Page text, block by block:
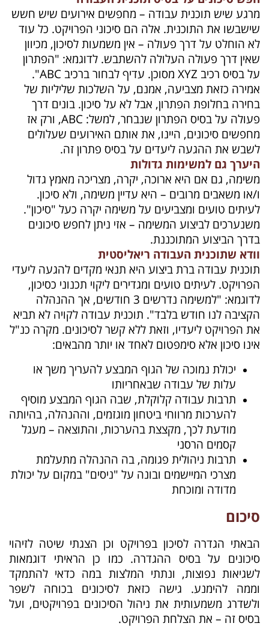
מרגע שיש תוכנית עבודה – מחפשים אירועים שיש חשש
שישבשו את התוכנית. אלה הם סיכוני הפרויקט. כל עוד
לא הוחלט על דרך פעולה – אין משמעות לסיכון, מכיוון
שאין דרך פעולה העלולה להשתבש. לדוגמא: "הפתרון
על בסיס רכיב XYZ מסוכן. עדיף לבחור ברכיב ABC
".
אמירה כזאת מצביעה, אמנם, על השלכות שליליות של
בחירה בחלופת הפתרון, אבל לא על סיכון. בונים דרך
פעולה על בסיס הפתרון שנבחר, למשל: ABC, ורק אז
מחפשים סיכונים, היינו, את אותם האירועים שעלולים
לשבש את ההגעה ליעדים על בסיס פתרון זה.
היערך גם למשימות גדולות
משימה, גם אם היא ארוכה, יקרה, מצריכה מאמץ גדול
ו/או משאבים מרובים – היא עדיין משימה, ולא סיכון.
לעיתים טועים ומצביעים על משימה יקרה כעל "סיכון".
משנערכים לביצוע המשימה – אזי ניתן לחפש סיכונים
בדרך הביצוע המתוכננת.
וודא שתוכנית העבודה ריאליסטית
תוכנית עבודה ברת ביצוע היא תנאי מקדים להגעה ליעדי
הפרויקט. לעיתים טועים ומגדירים ליקוי תכנוני כסיכון,
לדוגמא: "למשימה נדרשים 3 חודשים, אך ההנהלה
הקציבה לנו חודש בלבד". תוכנית עבודה לקויה לא תביא
את הפרויקט ליעדיו, וזאת ללא קשר לסיכונים. מקרה כנ"ל
אינו סיכון אלא סימפטום לאחד או יותר מהבאים:
יכולת נמוכה של הגוף המבצע להעריך משך או
עלות של עבודה שבאחריותו
תרבות עבודה קלוקלת, שבה הגוף המבצע מוסיף
להערכות מרווחי ביטחון מוגזמים, וההנהלה, בהיותה
מודעת לכך, מקצצת בהערכות, והתוצאה – מעגל
קסמים הרסני
תרבות ניהולית פגומה, בה ההנהלה מתעלמת
מצרכי המיישמים ובונה על "ניסים" במקום על יכולת
מדודה ומוכחת
סיכום
הבאתי הגדרה לסיכון בפרויקט וכן הצגתי שיטה לזיהוי
סיכונים על בסיס ההגדרה. כמו כן הראיתי דוגמאות
לשגיאות נפוצות, ונתתי המלצות במה כדאי להתמקד
וממה להימנע. גישה כזאת לסיכונים בכוחה לשפר
ולשדרג משמעותית את ניהול הסיכונים בפרויקטים, ועל
בסיס זה – את הצלחת הפרויקט.